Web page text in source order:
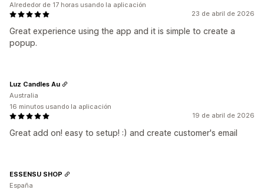
23 de abril de 2026
Great experience using the app and it is simple to create a
popup.
Alrededor de 17 horas usando la aplicación
19 de abril de 2026
Great add on! easy to setup! :) and create customer's email
Luz Candles Au
Australia
16 minutos usando la aplicación
ESSENSU SHOP
España